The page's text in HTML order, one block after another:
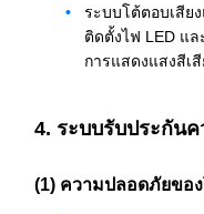
ระบบโต้ตอบเสีย
ติดตั้งไฟ LED แล
การแสดงแสงสีเ
4. ระบบรับประกัน
(1) ความปลอดภัยขอ